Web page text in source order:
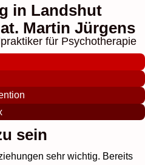
in Landshut
Martin Jürgens
für Psychotherapie
sein
sehr wichtig. Bereits